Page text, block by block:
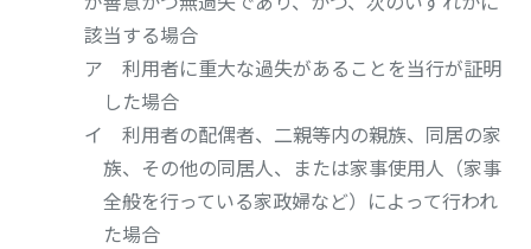
該当する場合
ア 利用者に重大な過失があることを当行が証明
した場合
イ 利用者の配偶者、二親等内の親族、同居の家
族、その他の同居人、または家事使用人（家事
全般を行っている家政婦など）によって行われ
た場合